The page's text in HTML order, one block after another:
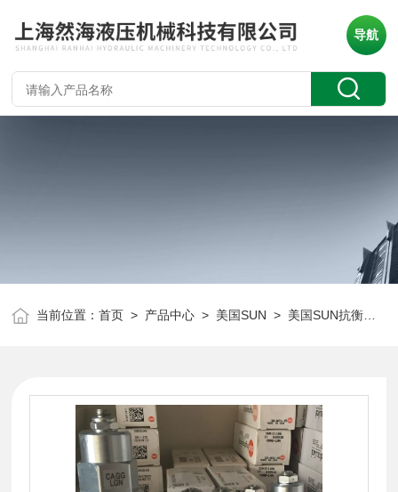
导航
当前位置：首页 > 产品中心 > 美国SUN > 美国SUN抗衡阀